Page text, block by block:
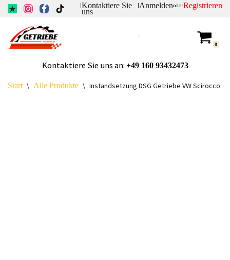
Inhalt
springen
|Kontaktiere Sie
uns
|AnmeldenoderRegistrieren
0
Kontaktiere Sie uns an: +49160 93432473
Start \ Alle Produkte \ Instandsetzung DSG Getriebe VW Scirocco